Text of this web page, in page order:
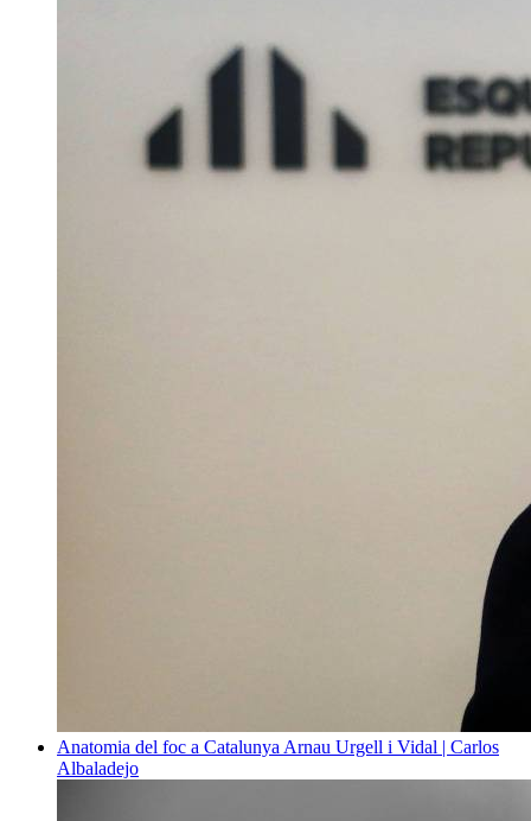
Anatomia del foc a Catalunya Arnau Urgell i Vidal | Carlos
Albaladejo